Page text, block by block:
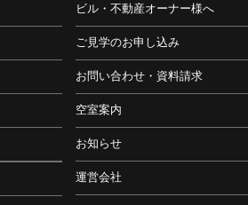
ビル・不動産オーナー様へ
ご見学のお申し込み
お問い合わせ・資料請求
空室案内
お知らせ
運営会社